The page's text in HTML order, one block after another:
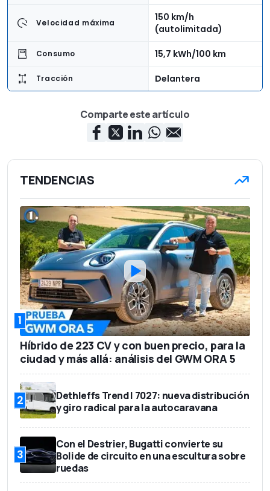
Velocidad máxima
150 km/h
(autolimitada)
Consumo 15,7 kWh/100 km
Tracción Delantera
1,80 m
Peso en vacío
Número de asientos 5
Capacidad del maletero 375 l
Precio base 36.850 euros
Comparte este artículo
TENDENCIAS
1
Híbrido de 223 CV y con buen precio, para la
ciudad y más allá: análisis del GWM ORA 5
2
Dethleffs Trend I 7027: nueva distribución
y giro radical para la autocaravana
3
Con el Destrier, Bugatti convierte su
Bolide de circuito en una escultura sobre
ruedas